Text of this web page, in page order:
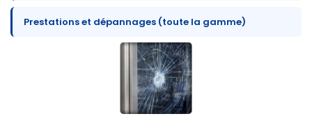
Prestations et dépannages (toute la gamme)